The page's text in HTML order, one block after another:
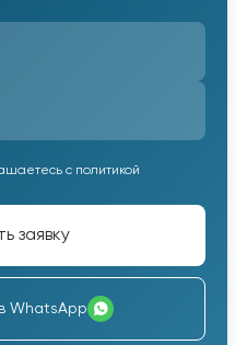
с политикой
заявку
WhatsApp